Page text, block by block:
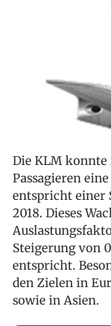
Die KLM konnte
Passagieren
entspricht einer
2018. Dieses
Steigerung von
entspricht.
den Zielen in
sowie in Asien.